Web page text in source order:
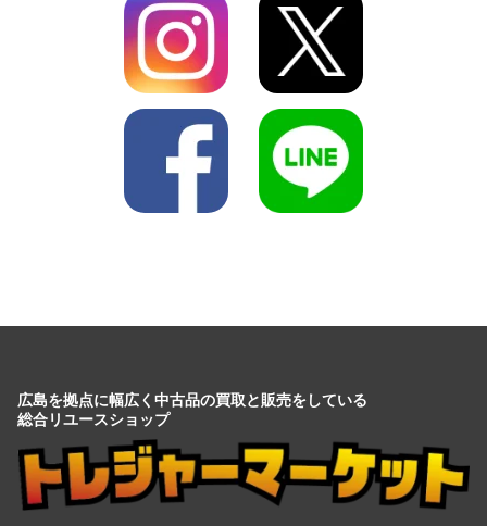
広島を拠点に幅広く中古品の買取と販売をしている
総合リユースショップ